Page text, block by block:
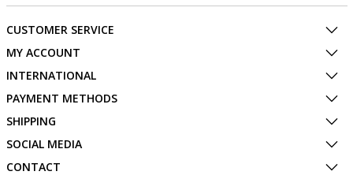
CUSTOMER SERVICE
MY ACCOUNT
INTERNATIONAL
PAYMENT METHODS
SHIPPING
SOCIAL MEDIA
CONTACT